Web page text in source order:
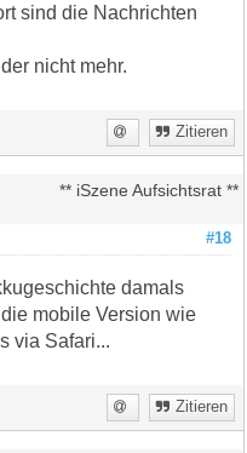
sind die Nachrichten
nicht mehr.
Zitieren
** iSzene Aufsichtsrat **
#18
damals
mobile Version wie
via Safari...
Zitieren